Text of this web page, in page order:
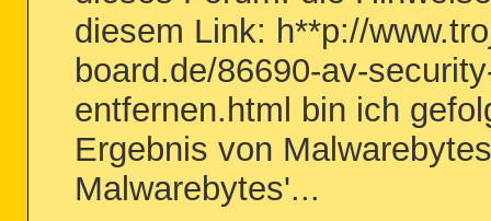
diesem Link: h**p://
board.de/86690-av-
entfernen.html bin ich
Ergebnis von
Malwarebytes'...